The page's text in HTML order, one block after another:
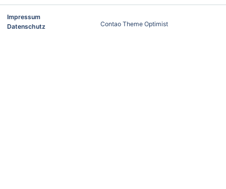
Impressum
Datenschutz
Contao Theme Optimist